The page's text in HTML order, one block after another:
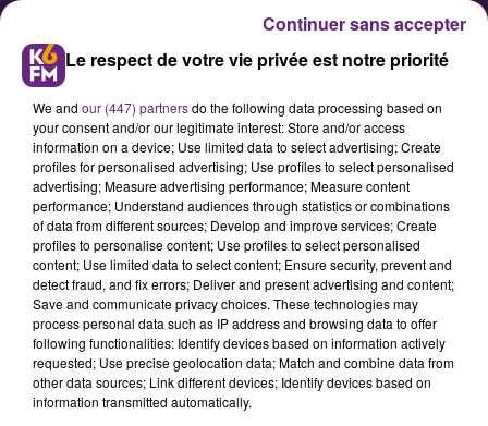
Finale de Pro D2 : Le Dijon
Bourgogne Handball peut rêver
C'est le Jour J pour le Dijon
Bourgogne Handball qui affronte
Séléstat pour son dernier match de
la saison à domicile ce mercredi
Le respect de votre vie privée est notre priorité
We and our (447) partnersdo the following data processing based on
your consent and/or our legitimate interest: Store and/or access
information on a device; Use limited data to select advertising; Create
profiles for personalised advertising; Use profiles to select personalised
advertising; Measure advertising performance; Measure content
performance; Understand audiences through statistics or combinations
of data from different sources; Develop and improve services; Create
profiles to personalise content; Use profiles to select personalised
content; Use limited data to select content; Ensure security, prevent and
detect fraud, and fix errors; Deliver and present advertising and content;
Save and communicate privacy choices. These technologies may
process personal data such as IP address and browsing data to offer
following functionalities: Identify devices based on information actively
requested; Use precise geolocation data; Match and combine data from
other data sources; Link different devices; Identify devices based on
information transmitted automatically.
Continuer sans accepter